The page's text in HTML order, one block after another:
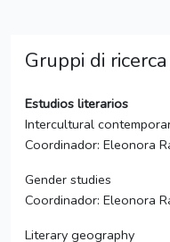
Gruppi di
Estudios literarios
Intercultural
Coordinador: Eleonora
Gender studies
Coordinador: Eleonora
Literary geography